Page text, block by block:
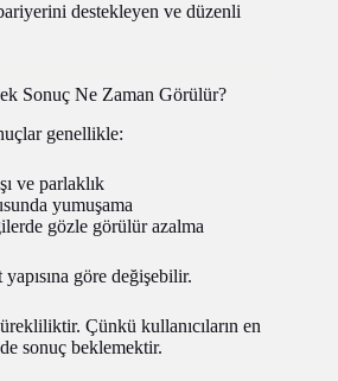
destekleyen ve düzenli
Sonuç Ne Zaman Görülür?
genellikle:
ve parlaklık
yumuşama
gözle görülür azalma
göre değişebilir.
Çünkü kullanıcıların en
sonuç beklemektir.